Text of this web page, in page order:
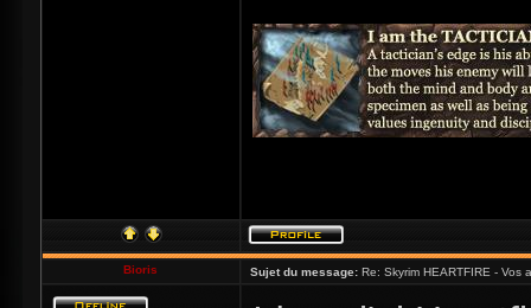
Bioris Sujet du message: Re: Skyrim HEARTFIRE - Vos